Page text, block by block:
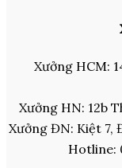
Xưởng HCM:
Xưởng HN: 12b
Xưởng ĐN: Kiệt 7,
Hotline: